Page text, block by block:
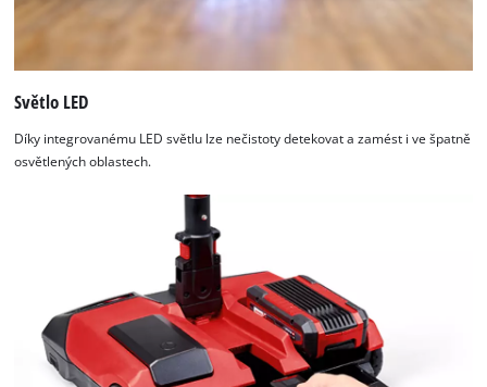
Světlo LED
Díky integrovanému LED světlu lze nečistoty detekovat a zamést i ve špatně
osvětlených oblastech.